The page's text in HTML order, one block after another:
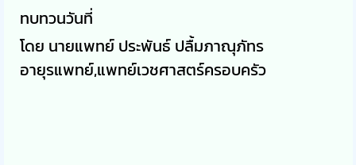
ทบทวนวันที่
โดย นายแพทย์ ประพันธ์ ปลื้มภาณุภัทร
อายุรแพทย์,แพทย์เวชศาสตร์ครอบครัว